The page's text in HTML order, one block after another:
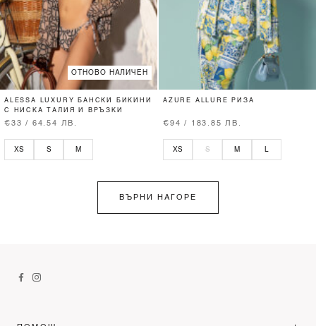
ОТНОВО НАЛИЧЕН
ALESSA LUXURY БАНСКИ БИКИНИ
С НИСКА ТАЛИЯ И ВРЪЗКИ
€33 / 64.54 ЛВ.
XS S M
AZURE ALLURE РИЗА
€94 / 183.85 ЛВ.
XS S M
ВЪРНИ НАГОРЕ